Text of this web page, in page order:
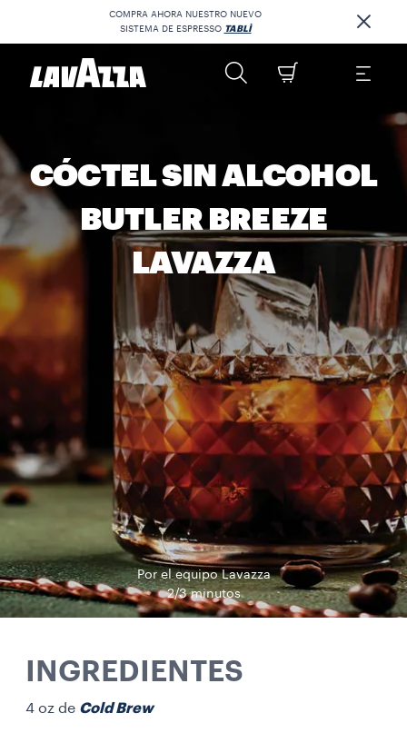
COMPRA AHORA NUESTRO NUEVO
SISTEMA DE ESPRESSO TABLÌ
CÓCTEL SIN ALCOHOL
BUTLER BREEZE
LAVAZZA
Por el equipo Lavazza
2/3 minutos
INGREDIENTES
4 oz de Cold Brew